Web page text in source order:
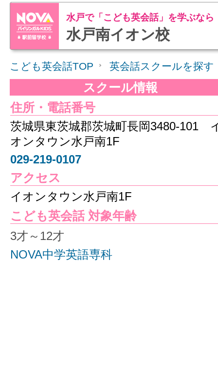
水戸南イオン校
水戸で「こども英会話」を学ぶなら
こども英会話TOP 英会話スクールを探す
スクール情報
住所・電話番号
茨城県東茨城郡茨城町長岡3480-101
オンタウン水戸南1F
029-219-0107
アクセス
イオンタウン水戸南1F
こども英会話 対象年齢
3才～12才
NOVA中学英語専科